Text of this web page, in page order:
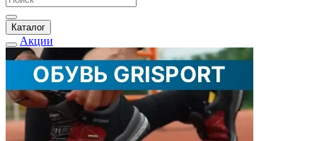
Каталог
Акции